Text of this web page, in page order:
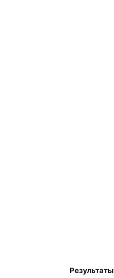
Результаты